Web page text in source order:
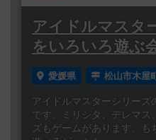
アイドルマスタ
をいろいろ遊ぶ
愛媛県 松山市木屋
アイドルマスターシリー
です。ミリシタ、デレマス
ズもゲームがあります。も